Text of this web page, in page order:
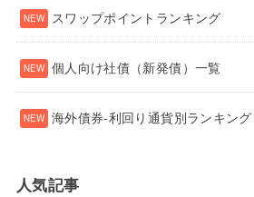
スワップポイントランキング
個人向け社債（新発債）一覧
海外債券-利回り通貨別ランキング
人気記事